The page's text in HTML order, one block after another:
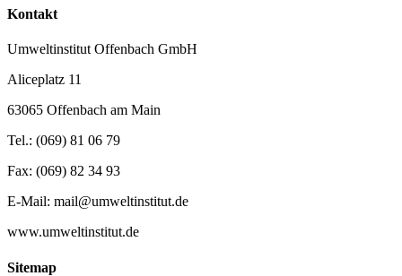
Kontakt
Umweltinstitut Offenbach GmbH
Aliceplatz 11
63065 Offenbach am Main
Tel.: (069) 81 06 79
Fax: (069) 82 34 93
E-Mail: mail@umweltinstitut.de
www.umweltinstitut.de
Sitemap